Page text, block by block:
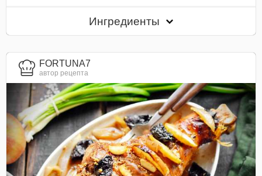
Ингредиенты
FORTUNA7
автор рецепта